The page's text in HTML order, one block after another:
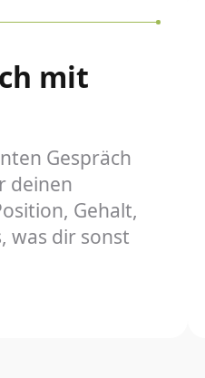
mit
Gespräch
deinen
Gehalt,
was dir sonst